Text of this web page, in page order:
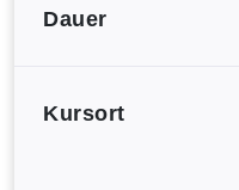
Dauer
Kursort